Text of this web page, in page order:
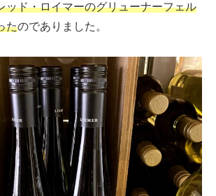
ッド・ロイマーのグリューナーフェル
たのでありました。